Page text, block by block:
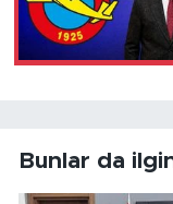
Bunlar da